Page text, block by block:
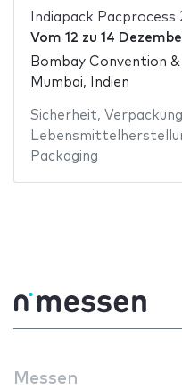
Indiapack Pacprocess
Vom 12 zu 14
Bombay Convention
Mumbai, Indien
Sicherheit,
Packaging
Messen